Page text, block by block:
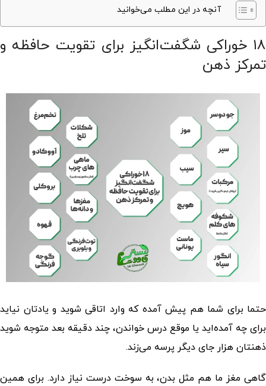
آنچه در این مطلب می‌خوانید
۱۸ خوراکی شگفت‌انگیز برای تقویت حافظه و
تمرکز ذهن
حتما برای شما هم پیش آمده که وارد اتاقی شوید و یادتان نیاید
برای چه آمده‌اید یا موقع درس خواندن، چند دقیقه بعد متوجه شوید
ذهنتان هزار جای دیگر پرسه می‌زند.
گاهی مغز ما هم مثل بدن، به سوخت درست نیاز دارد. برای همین